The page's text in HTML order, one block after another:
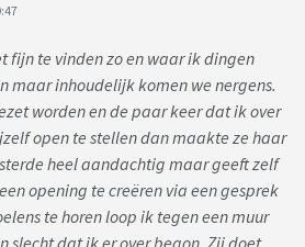
fijn te vinden zo en waar ik dingen
maar inhoudelijk komen we nergens.
worden en de paar keer dat ik over
open te stellen dan maakte ze haar
heel aandachtig maar geeft zelf
opening te creëren via een gesprek
te horen loop ik tegen een muur